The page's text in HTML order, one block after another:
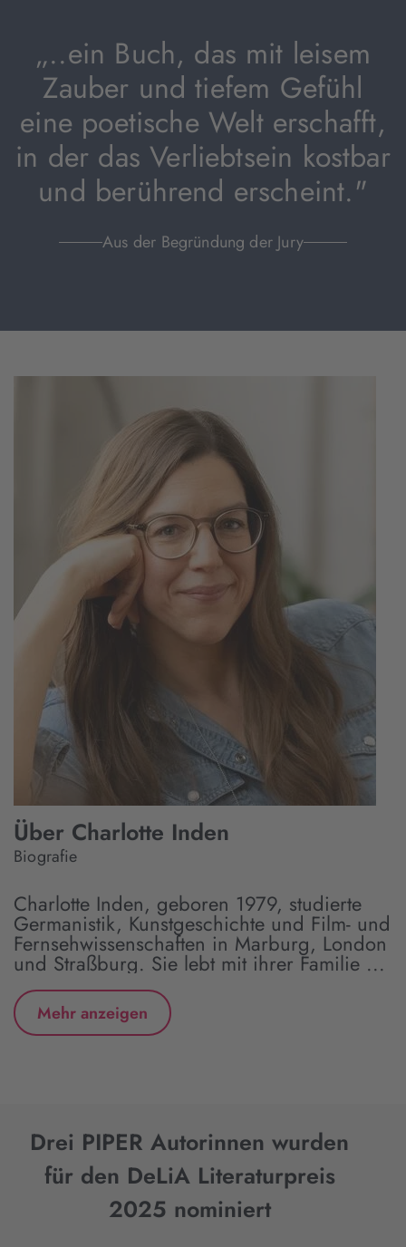
„..ein Buch, das mit leisem
Zauber und tiefem Gefühl
eine poetische Welt erschafft,
in der das Verliebtsein kostbar
und berührend erscheint."
Aus der Begründung der Jury
Über Charlotte Inden
Biografie
Charlotte Inden, geboren 1979, studierte
Germanistik, Kunstgeschichte und Film- und
Fernsehwissenschaften in Marburg, London
und Straßburg. Sie lebt mit ihrer Familie ...
Mehr anzeigen
Drei PIPER Autorinnen wurden
für den DeLiA Literaturpreis
2025 nominiert